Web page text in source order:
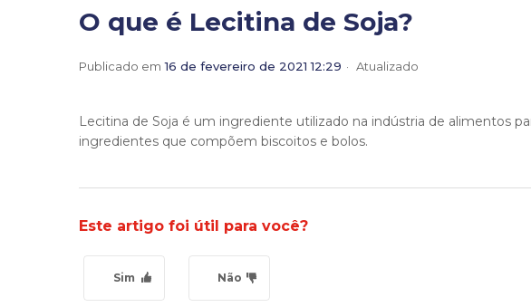
O que é Lecitina de Soja?
Publicado em 16 de fevereiro de 2021 12:29 Atualizado
Lecitina de Soja é um ingrediente utilizado na indústria de alimentos
ingredientes que compõem biscoitos e bolos.
Este artigo foi útil para você?
Sim Não